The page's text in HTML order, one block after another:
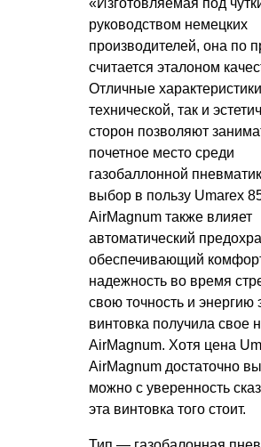
«Изготовляемая под
руководством немецких
производителей, она по
считается эталоном
Отличные
технической, так и
сторон позволяют
почетное место среди
газобаллонной
выбор в пользу Umarex
AirMagnum также влияет
автоматический
обеспечивающий
надежность во время
свою точность и энергию
винтовка получила свое
AirMagnum. Хотя цена
AirMagnum достаточно
можно с уверенность
эта винтовка того стоит.